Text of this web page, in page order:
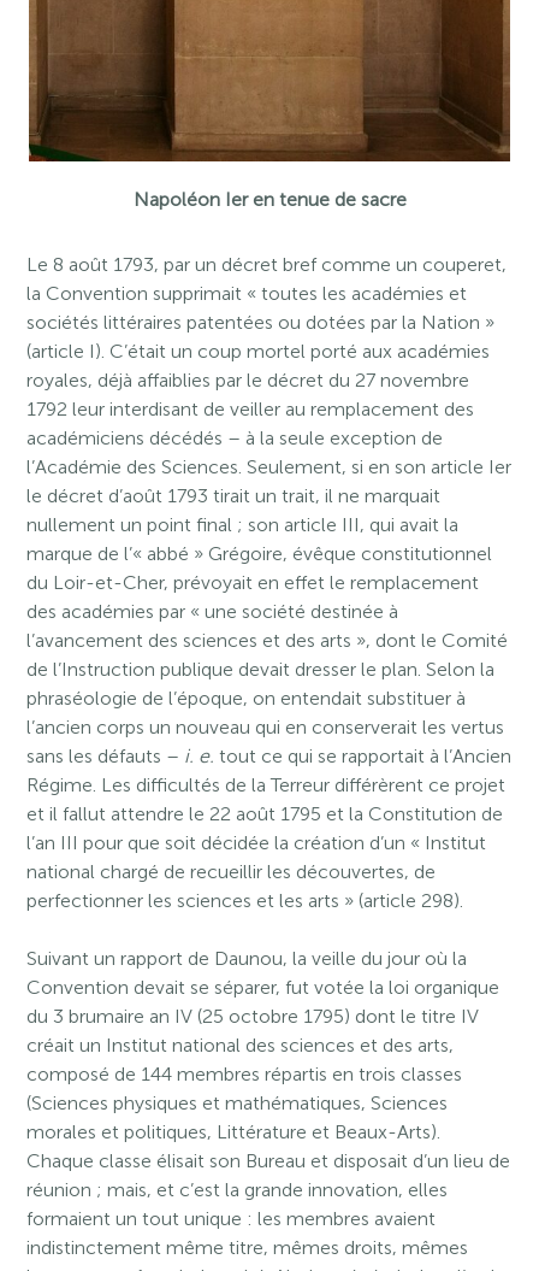
Le 8 août 1793, par un décret bref comme un couperet,
la Convention supprimait « toutes les académies et
sociétés littéraires patentées ou dotées par la Nation »
(article I). C’était un coup mortel porté aux académies
royales, déjà affaiblies par le décret du 27 novembre
1792 leur interdisant de veiller au remplacement des
académiciens décédés – à la seule exception de
l’Académie des Sciences. Seulement, si en son article Ier
le décret d’août 1793 tirait un trait, il ne marquait
nullement un point final ; son article III, qui avait la
marque de l’« abbé » Grégoire, évêque constitutionnel
du Loir-et-Cher, prévoyait en effet le remplacement
des académies par « une société destinée à
l’avancement des sciences et des arts », dont le Comité
de l’Instruction publique devait dresser le plan. Selon la
phraséologie de l’époque, on entendait substituer à
l’ancien corps un nouveau qui en conserverait les vertus
sans les défauts – i. e. tout ce qui se rapportait à l’Ancien
Régime. Les difficultés de la Terreur différèrent ce projet
et il fallut attendre le 22 août 1795 et la Constitution de
l’an III pour que soit décidée la création d’un « Institut
national chargé de recueillir les découvertes, de
perfectionner les sciences et les arts » (article 298).
Suivant un rapport de Daunou, la veille du jour où la
Convention devait se séparer, fut votée la loi organique
du 3 brumaire an IV (25 octobre 1795) dont le titre IV
créait un Institut national des sciences et des arts,
composé de 144 membres répartis en trois classes
(Sciences physiques et mathématiques, Sciences
morales et politiques, Littérature et Beaux-Arts).
Chaque classe élisait son Bureau et disposait d’un lieu de
réunion ; mais, et c’est la grande innovation, elles
formaient un tout unique : les membres avaient
indistinctement même titre, mêmes droits, mêmes
Napoléon Ier en tenue de sacre